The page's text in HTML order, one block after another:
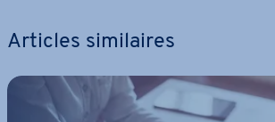
Articles si­mi­laires